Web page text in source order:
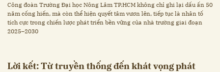
Công đoàn Trường Đại học Nông Lâm TP.HCM không chỉ ghi lại dấu ấn 50
năm cống hiến, mà còn thể hiện quyết tâm vươn lên, tiếp tục là nhân tố
tích cực trong chiến lược phát triển bền vững của nhà trường giai đoạn
2025–2030
Lời kết: Từ truyền thống đến khát vọng phát